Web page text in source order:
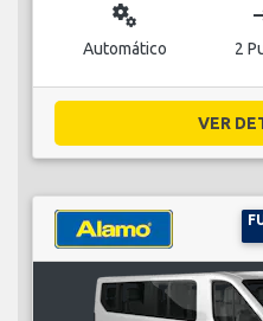
miscellaneous_services
Automático 2
VER